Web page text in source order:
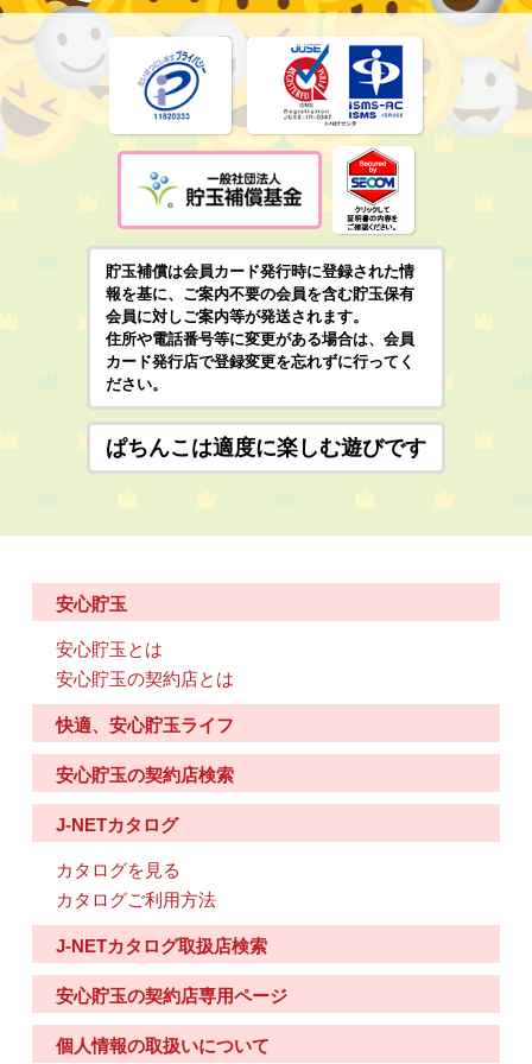
貯玉補償は会員カード発行時に登録された情
報を基に、ご案内不要の会員を含む貯玉保有
会員に対しご案内等が発送されます。
住所や電話番号等に変更がある場合は、会員
カード発行店で登録変更を忘れずに行ってく
ださい。
ぱちんこは適度に楽しむ遊びです
安心貯玉
安心貯玉とは
安心貯玉の契約店とは
快適、安心貯玉ライフ
安心貯玉の契約店検索
J-NETカタログ
カタログを見る
カタログご利用方法
J-NETカタログ取扱店検索
安心貯玉の契約店専用ページ
個人情報の取扱いについて